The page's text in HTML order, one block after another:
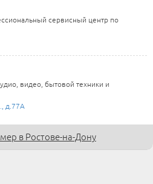
сервисный центр по
видео, бытовой техники и
д.77А
в Ростове-на-Дону